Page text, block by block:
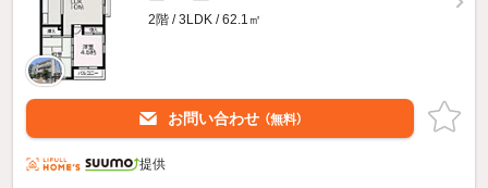
2階 / 3LDK / 62.1㎡
お問い合わせ （無料）
提供